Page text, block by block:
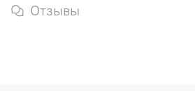
Отзывы